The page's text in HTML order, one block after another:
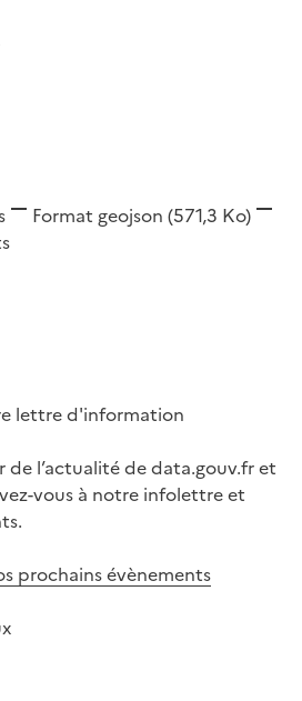
Format geojson (571,3 Ko)
lettre d'information
de l’actualité de data.gouv.fr et
vous à notre infolettre et
prochains évènements